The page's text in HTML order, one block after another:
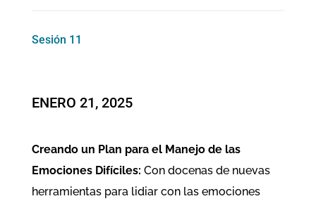
Sesión 11
ENERO 21, 2025
Creando un Plan para el Manejo de las
Emociones Difíciles: Con docenas de nuevas
herramientas para lidiar con las emociones